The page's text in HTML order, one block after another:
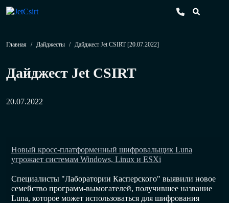
Главная / Дайджесты / Дайджест Jet CSIRT [20.07.2022]
Дайджест Jet CSIRT
20.07.2022
Новый кросс-платформенный шифровальщик Luna
угрожает системам Windows, Linux и ESXi
Специалисты "Лаборатории Касперского" выявили новое
семейство программ-вымогателей, получившее название
Luna, которое может использоваться для шифрования